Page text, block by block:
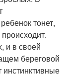
тонет,
и в своей
береговой
инстинктивные